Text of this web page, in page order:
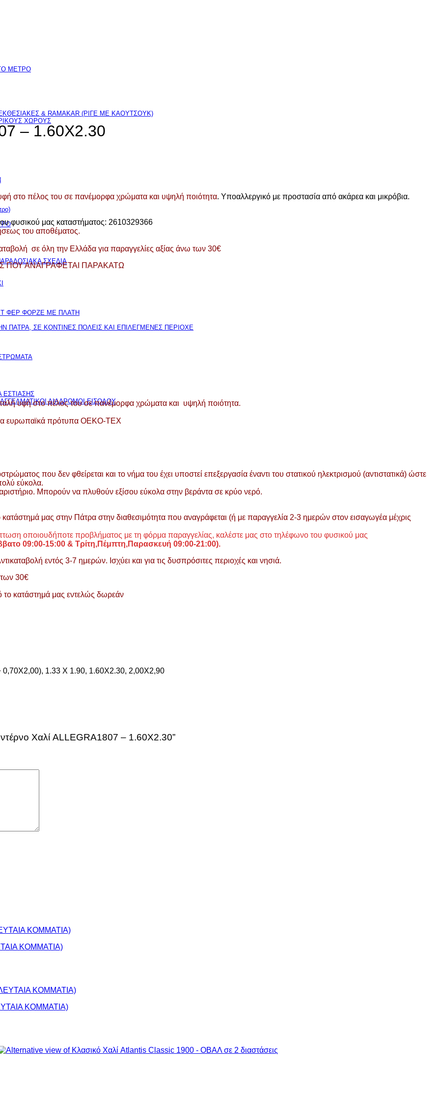
ΜΕΤΡΟ
& RAMAKAR (ΡΙΓΕ ΜΕ ΚΑΟΥΤΣΟΥΚ)
ΧΩΡΟΥΣ
ΣΧΕΔΙΑ
ΦΕΡ ΦΟΡΖΕ ΜΕ ΠΛΑΤΗ
ΠΑΤΡΑ, ΣΕ ΚΟΝΤΙΝΕΣ ΠΟΛΕΙΣ ΚΑΙ ΕΠΙΛΕΓΜΕΝΕΣ ΠΕΡΙΟΧΕ
ΔΙΑΔΡΟΜΟΙ ΕΙΣΟΔΟΥ
– 1.60X2.30
στο πέλος του σε πανέμορφα χρώματα και υψηλή ποιότητα. Υποαλλεργικό με προστασία από ακάρεα και μικρόβια.
φυσικού μας καταστήματος: 2610329366
του αποθέματος.
σε όλη την Ελλάδα για παραγγελίες αξίας άνω των 30€
ΠΟΥ ΑΝΑΓΡΑΦΕΤΑΙ ΠΑΡΑΚΑΤΩ
υφή στο πέλος του σε πανέμορφα χρώματα και υψηλή ποιότητα.
ευρωπαϊκά πρότυπα OEKO-TEX
που δεν φθείρεται και το νήμα του έχει υποστεί επεξεργασία έναντι του στατικού ηλεκτρισμού (αντιστατικά) ώστε
εύκολα.
Μπορούν να πλυθούν εξίσου εύκολα στην βεράντα σε κρύο νερό.
μας στην Πάτρα στην διαθεσιμότητα που αναγράφεται (ή με παραγγελία 2-3 ημερών στον εισαγωγέα μέχρις
οποιουδήποτε προβλήματος με τη φόρμα παραγγελίας, καλέστε μας στο τηλέφωνο του φυσικού μας
09:00-15:00 & Τρίτη,Πέμπτη,Παρασκευή 09:00-21:00).
εντός 3-7 ημερών. Ισχύει και για τις δυσπρόσιτες περιοχές και νησιά.
των 30€
το κατάστημά μας εντελώς δωρεάν
0,70Χ2,00), 1.33 X 1.90, 1.60Χ2.30, 2,00X2,90
Χαλί ALLEGRA1807 – 1.60X2.30”
ΚΟΜΜΑΤΙΑ)
ΚΟΜΜΑΤΙΑ)